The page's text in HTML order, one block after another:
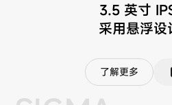
3.5 英寸
采用悬浮设
了解更多